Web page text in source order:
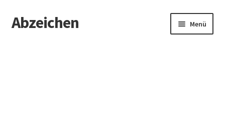
Zur
Navigation
Zum
Inhalt
Abzeichen Menü